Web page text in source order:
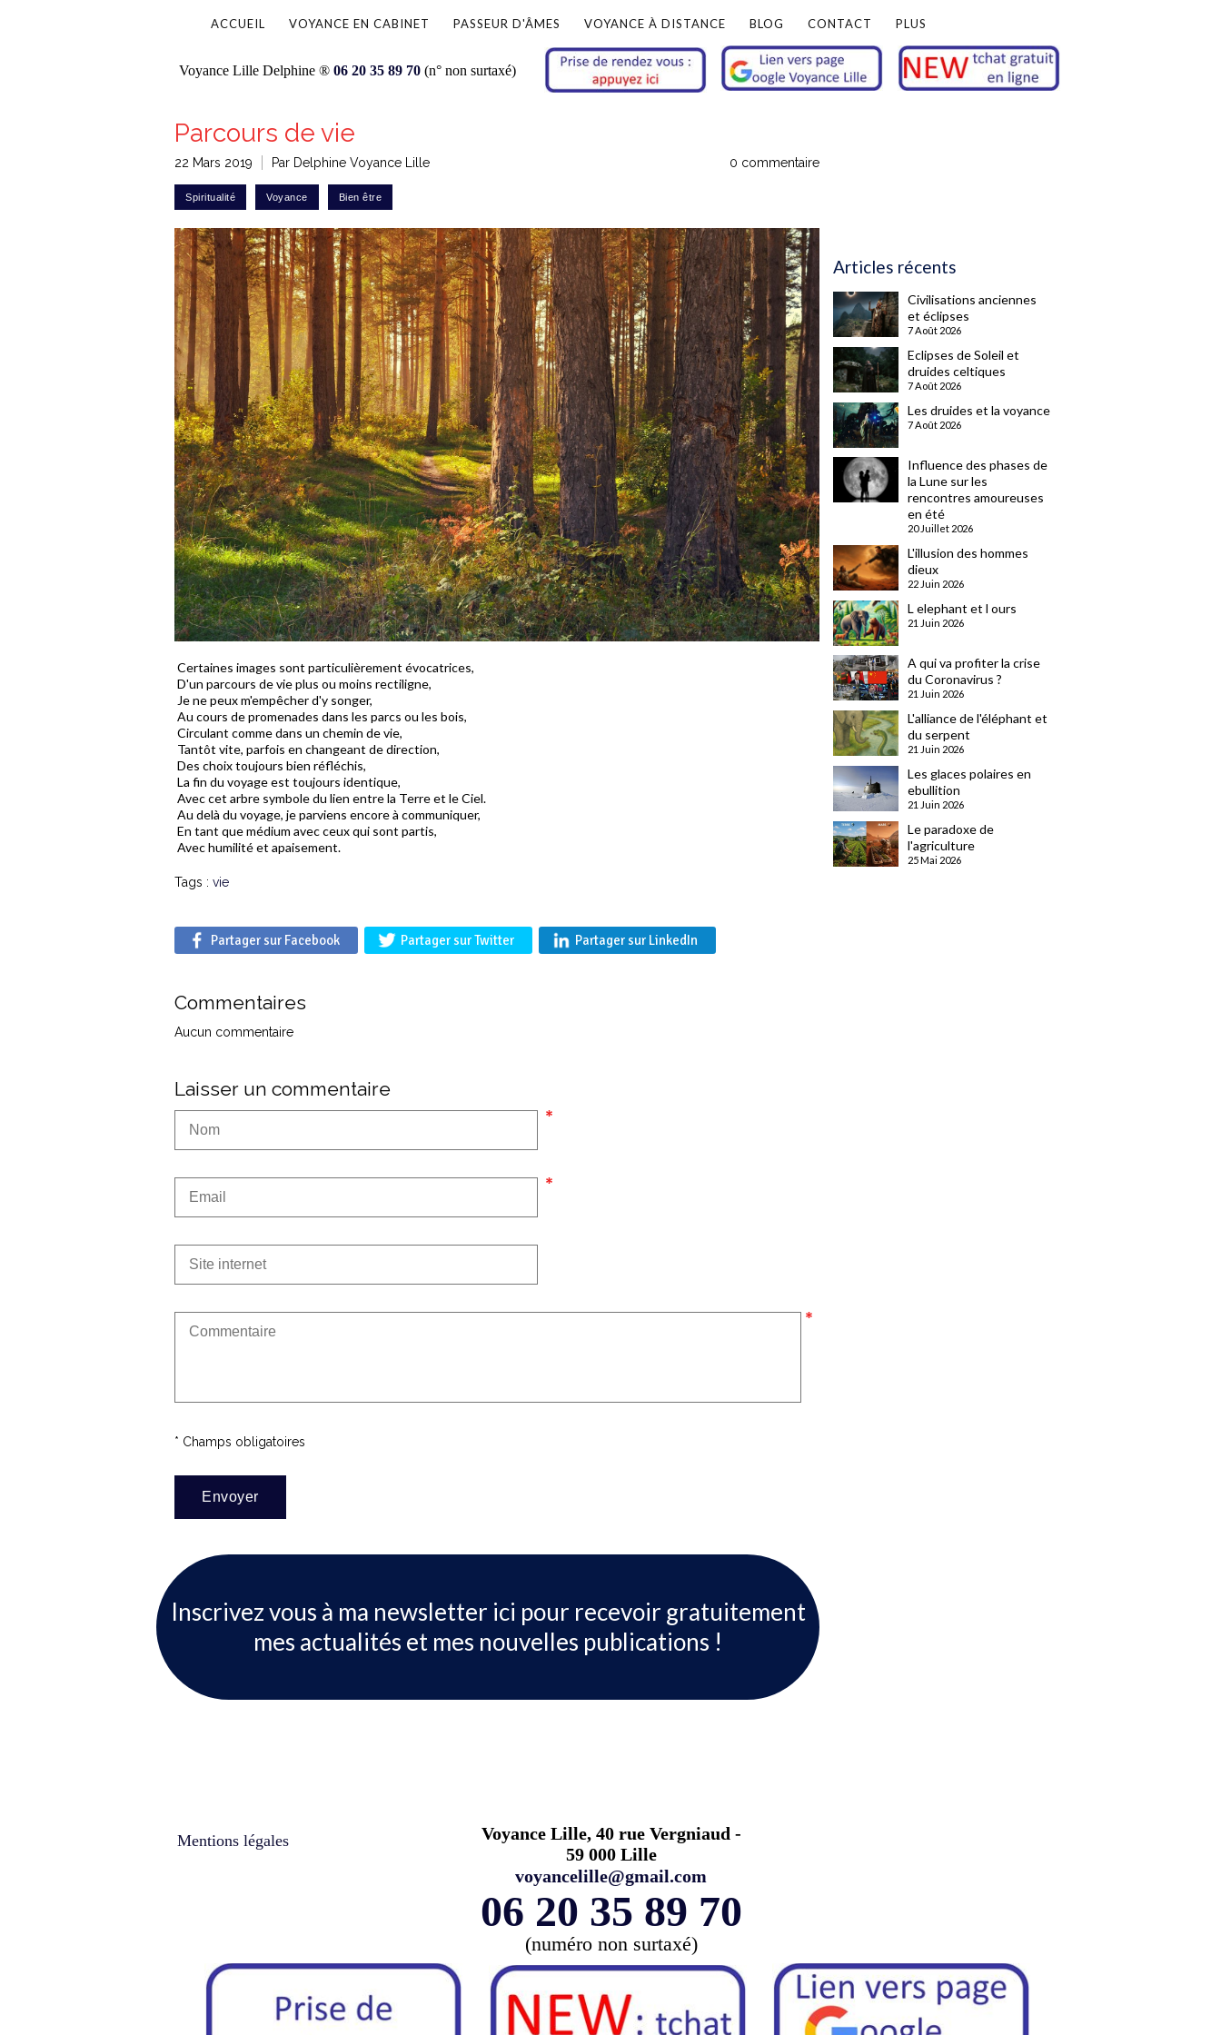
Voyance Lille Delphine ® 06 20 35 89 70 (n° non surtaxé)
ACCUEIL VOYANCE EN CABINET PASSEUR D'ÂMES VOYANCE À DISTANCE BLOG CONTACT PLUS
Parcours de vie
22 Mars 2019 Par Delphine Voyance Lille 0 commentaire
Certaines images sont particulièrement évocatrices,
D'un parcours de vie plus ou moins rectiligne,
Je ne peux m'empêcher d'y songer,
Au cours de promenades dans les parcs ou les bois,
Circulant comme dans un chemin de vie,
Tantôt vite, parfois en changeant de direction,
Des choix toujours bien réfléchis,
La fin du voyage est toujours identique,
Avec cet arbre symbole du lien entre la Terre et le Ciel.
Au delà du voyage, je parviens encore à communiquer,
En tant que médium avec ceux qui sont partis,
Avec humilité et apaisement.
Tags : vie
Partager sur Facebook Partager sur Twitter Partager sur LinkedIn
Commentaires
Aucun commentaire
Laisser un commentaire
* Champs obligatoires
Articles récents
Civilisations anciennes
et éclipses
7 Août 2026
Eclipses de Soleil et
druides celtiques
7 Août 2026
Les druides et la voyance
7 Août 2026
Influence des phases de
la Lune sur les
rencontres amoureuses
en été
20 Juillet 2026
L'illusion des hommes
dieux
22 Juin 2026
L elephant et l ours
21 Juin 2026
A qui va profiter la crise
du Coronavirus ?
21 Juin 2026
L'alliance de l'éléphant et
du serpent
21 Juin 2026
Les glaces polaires en
ebullition
21 Juin 2026
Le paradoxe de
l'agriculture
25 Mai 2026
Inscrivez vous à ma newsletter ici pour recevoir gratuitement
mes actualités et mes nouvelles publications !
Voyance Lille, 40 rue Vergniaud -
59 000 Lille
voyancelille@gmail.com
06 20 35 89 70
(numéro non surtaxé)
Mentions légales